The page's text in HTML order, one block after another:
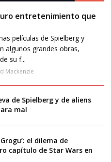
entretenimiento que
películas de Spielberg y
algunos grandes obras,
su f...
Mackenzie
de Spielberg y de aliens
mal
el dilema de
capítulo de Star Wars en